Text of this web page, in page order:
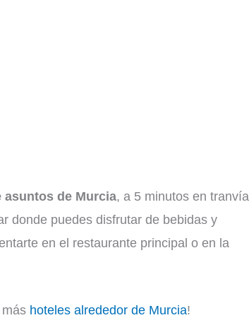
de Murcia, a 5 minutos en tranvía
donde puedes disfrutar de bebidas y
en el restaurante principal o en la
hoteles alrededor de Murcia!